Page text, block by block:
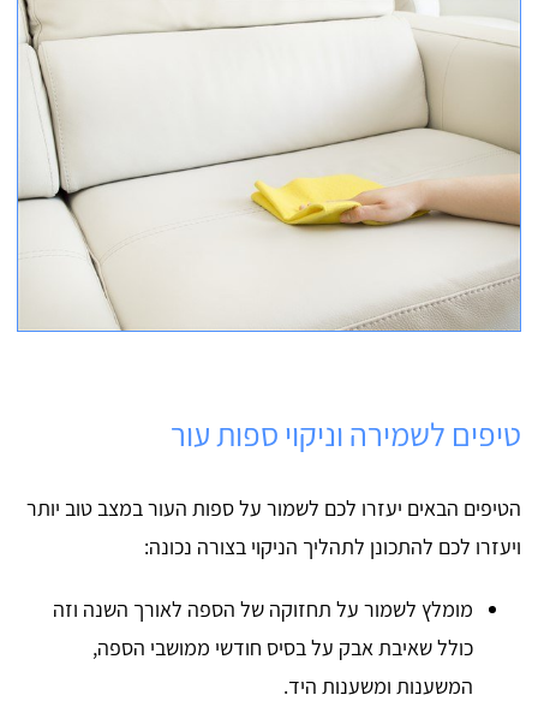
טיפים לשמירה וניקוי ספות עור
הטיפים הבאים יעזרו לכם לשמור על ספות העור במצב טוב יותר
ויעזרו לכם להתכונן לתהליך הניקוי בצורה נכונה:
מומלץ לשמור על תחזוקה של הספה לאורך השנה וזה
כולל שאיבת אבק על בסיס חודשי ממושבי הספה,
המשענות ומשענות היד.